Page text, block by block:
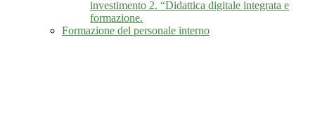
investimento 2. “Didattica digitale integrata e
formazione.
Formazione del personale interno